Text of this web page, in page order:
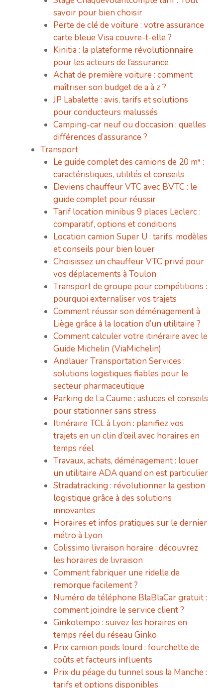
savoir pour bien choisir
Perte de clé de voiture : votre assurance
carte bleue Visa couvre-t-elle ?
Kinitia : la plateforme révolutionnaire
pour les acteurs de l’assurance
Achat de première voiture : comment
maîtriser son budget de a à z ?
JP Labalette : avis, tarifs et solutions
pour conducteurs malussés
Camping-car neuf ou d’occasion : quelles
différences d’assurance ?
Transport
Le guide complet des camions de 20 m³ :
caractéristiques, utilités et conseils
Deviens chauffeur VTC avec BVTC : le
guide complet pour réussir
Tarif location minibus 9 places Leclerc :
comparatif, options et conditions
Location camion Super U : tarifs, modèles
et conseils pour bien louer
Choisissez un chauffeur VTC privé pour
vos déplacements à Toulon
Transport de groupe pour compétitions :
pourquoi externaliser vos trajets
Comment réussir son déménagement à
Liège grâce à la location d’un utilitaire ?
Comment calculer votre itinéraire avec le
Guide Michelin (ViaMichelin)
Andlauer Transportation Services :
solutions logistiques fiables pour le
secteur pharmaceutique
Parking de La Caume : astuces et conseils
pour stationner sans stress
Itinéraire TCL à Lyon : planifiez vos
trajets en un clin d’œil avec horaires en
temps réel
Travaux, achats, déménagement : louer
un utilitaire ADA quand on est particulier
Stradatracking : révolutionner la gestion
logistique grâce à des solutions
innovantes
Horaires et infos pratiques sur le dernier
métro à Lyon
Colissimo livraison horaire : découvrez
les horaires de livraison
Comment fabriquer une ridelle de
remorque facilement ?
Numéro de téléphone BlaBlaCar gratuit :
comment joindre le service client ?
Ginkotempo : suivez les horaires en
temps réel du réseau Ginko
Prix camion poids lourd : fourchette de
coûts et facteurs influents
Prix du péage du tunnel sous la Manche :
tarifs et options disponibles